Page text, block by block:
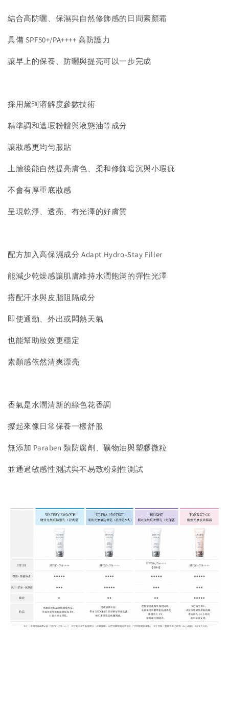
結合高防曬、保濕與自然修飾感的日間素顏霜
具備 SPF50+/PA++++ 高防護力
讓早上的保養、防曬與提亮可以一步完成
採用黛珂溶解度參數技術
精準調和遮瑕粉體與液態油等成分
讓妝感更均勻服貼
上臉後能自然提亮膚色、柔和修飾暗沉與小瑕疵
不會有厚重底妝感
呈現乾淨、透亮、有光澤的好膚質
配方加入高保濕成分 Adapt Hydro-Stay Filler
能減少乾燥感讓肌膚維持水潤飽滿的彈性光澤
搭配汗水與皮脂阻隔成分
即使通勤、外出或悶熱天氣
也能幫助妝效更穩定
素顏感依然清爽漂亮
香氣是水潤清新的綠色花香調
擦起來像日常保養一樣舒服
無添加 Paraben 類防腐劑、礦物油與塑膠微粒
並通過敏感性測試與不易致粉刺性測試